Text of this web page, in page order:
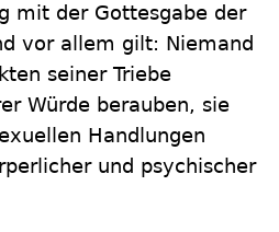
mit der Gottesgabe der
vor allem gilt: Niemand
seiner Triebe
Würde berauben, sie
Handlungen
und psychischer